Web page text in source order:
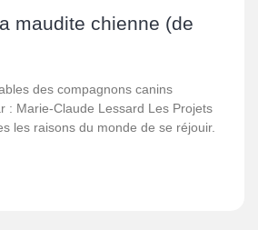
maudite chienne (de
des compagnons canins
: Marie-Claude Lessard Les Projets
les raisons du monde de se réjouir.